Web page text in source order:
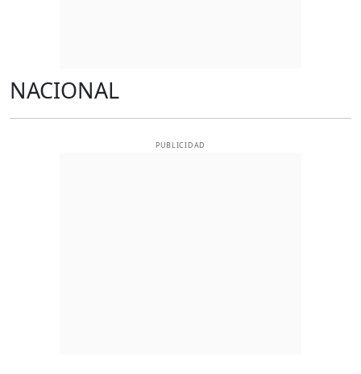
NACIONAL
PUBLICIDAD